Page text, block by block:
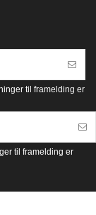
til framelding er
til framelding er